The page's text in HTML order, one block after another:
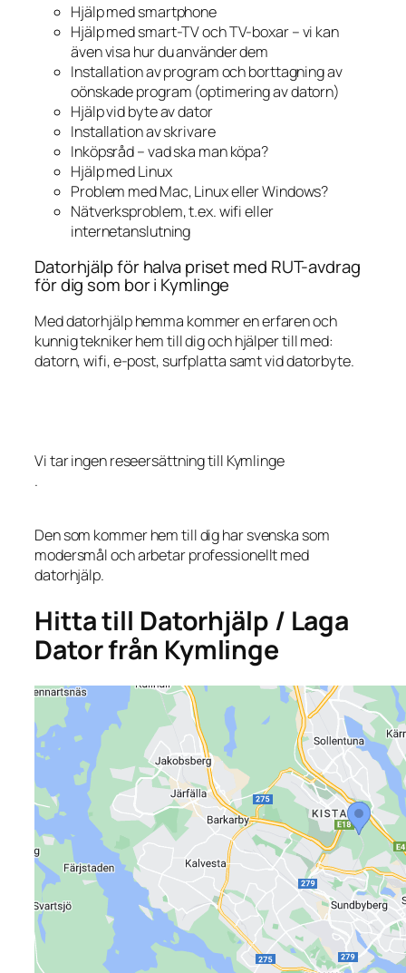
Hjälp med smartphone
Hjälp med smart-TV och TV-boxar – vi kan
även visa hur du använder dem
Installation av program och borttagning av
oönskade program (optimering av datorn)
Hjälp vid byte av dator
Installation av skrivare
Inköpsråd – vad ska man köpa?
Hjälp med Linux
Problem med Mac, Linux eller Windows?
Nätverksproblem, t.ex. wifi eller
internetanslutning
Datorhjälp för halva priset med RUT-avdrag
för dig som bor i Kymlinge
Med datorhjälp hemma kommer en erfaren och
kunnig tekniker hem till dig och hjälper till med:
datorn, wifi, e-post, surfplatta samt vid datorbyte.
Vi tar ingen reseersättning till Kymlinge
.
Den som kommer hem till dig har svenska som
modersmål och arbetar professionellt med
datorhjälp.
Hitta till Datorhjälp / Laga
Dator från Kymlinge